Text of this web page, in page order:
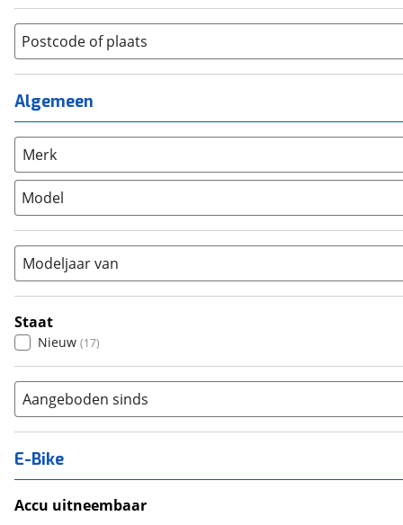
Jeugdfiets (0)
Kinderfiets (0)
Ligfiets (0)
Mountainbike
Overig (0)
Racefiets
Stadsfiets (60)
Tandem
Vouwfiets (0)
Jongens
Lage instap (0)
Meisjes
Postcode of plaats
Algemeen
Merk
Model
Modeljaar van
Staat
Nieuw (17)
Aangeboden sinds
E-Bike
Accu uitneembaar